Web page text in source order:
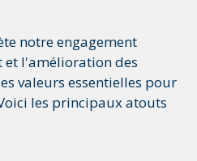
notre engagement
et l'amélioration des
valeurs essentielles pour
les principaux atouts